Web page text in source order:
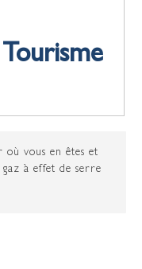
vous en êtes et
à effet de serre